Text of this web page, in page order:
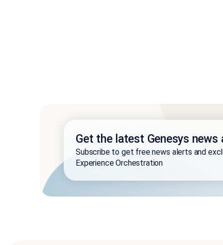
Get the latest Genesys news
Subscribe to get free news alerts and
Experience Orchestration